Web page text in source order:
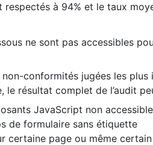
respectés à 94% et le taux
ne sont pas accessibles
conformités jugées les
le résultat complet de l’audit
JavaScript non
de formulaire sans étiquette
certaine page ou même